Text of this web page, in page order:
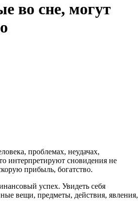
во сне, могут
проблемах, неудачах,
интерпретируют сновидения не
прибыль, богатство.
успех. Увидеть себя
вещи, предметы, действия, явления,